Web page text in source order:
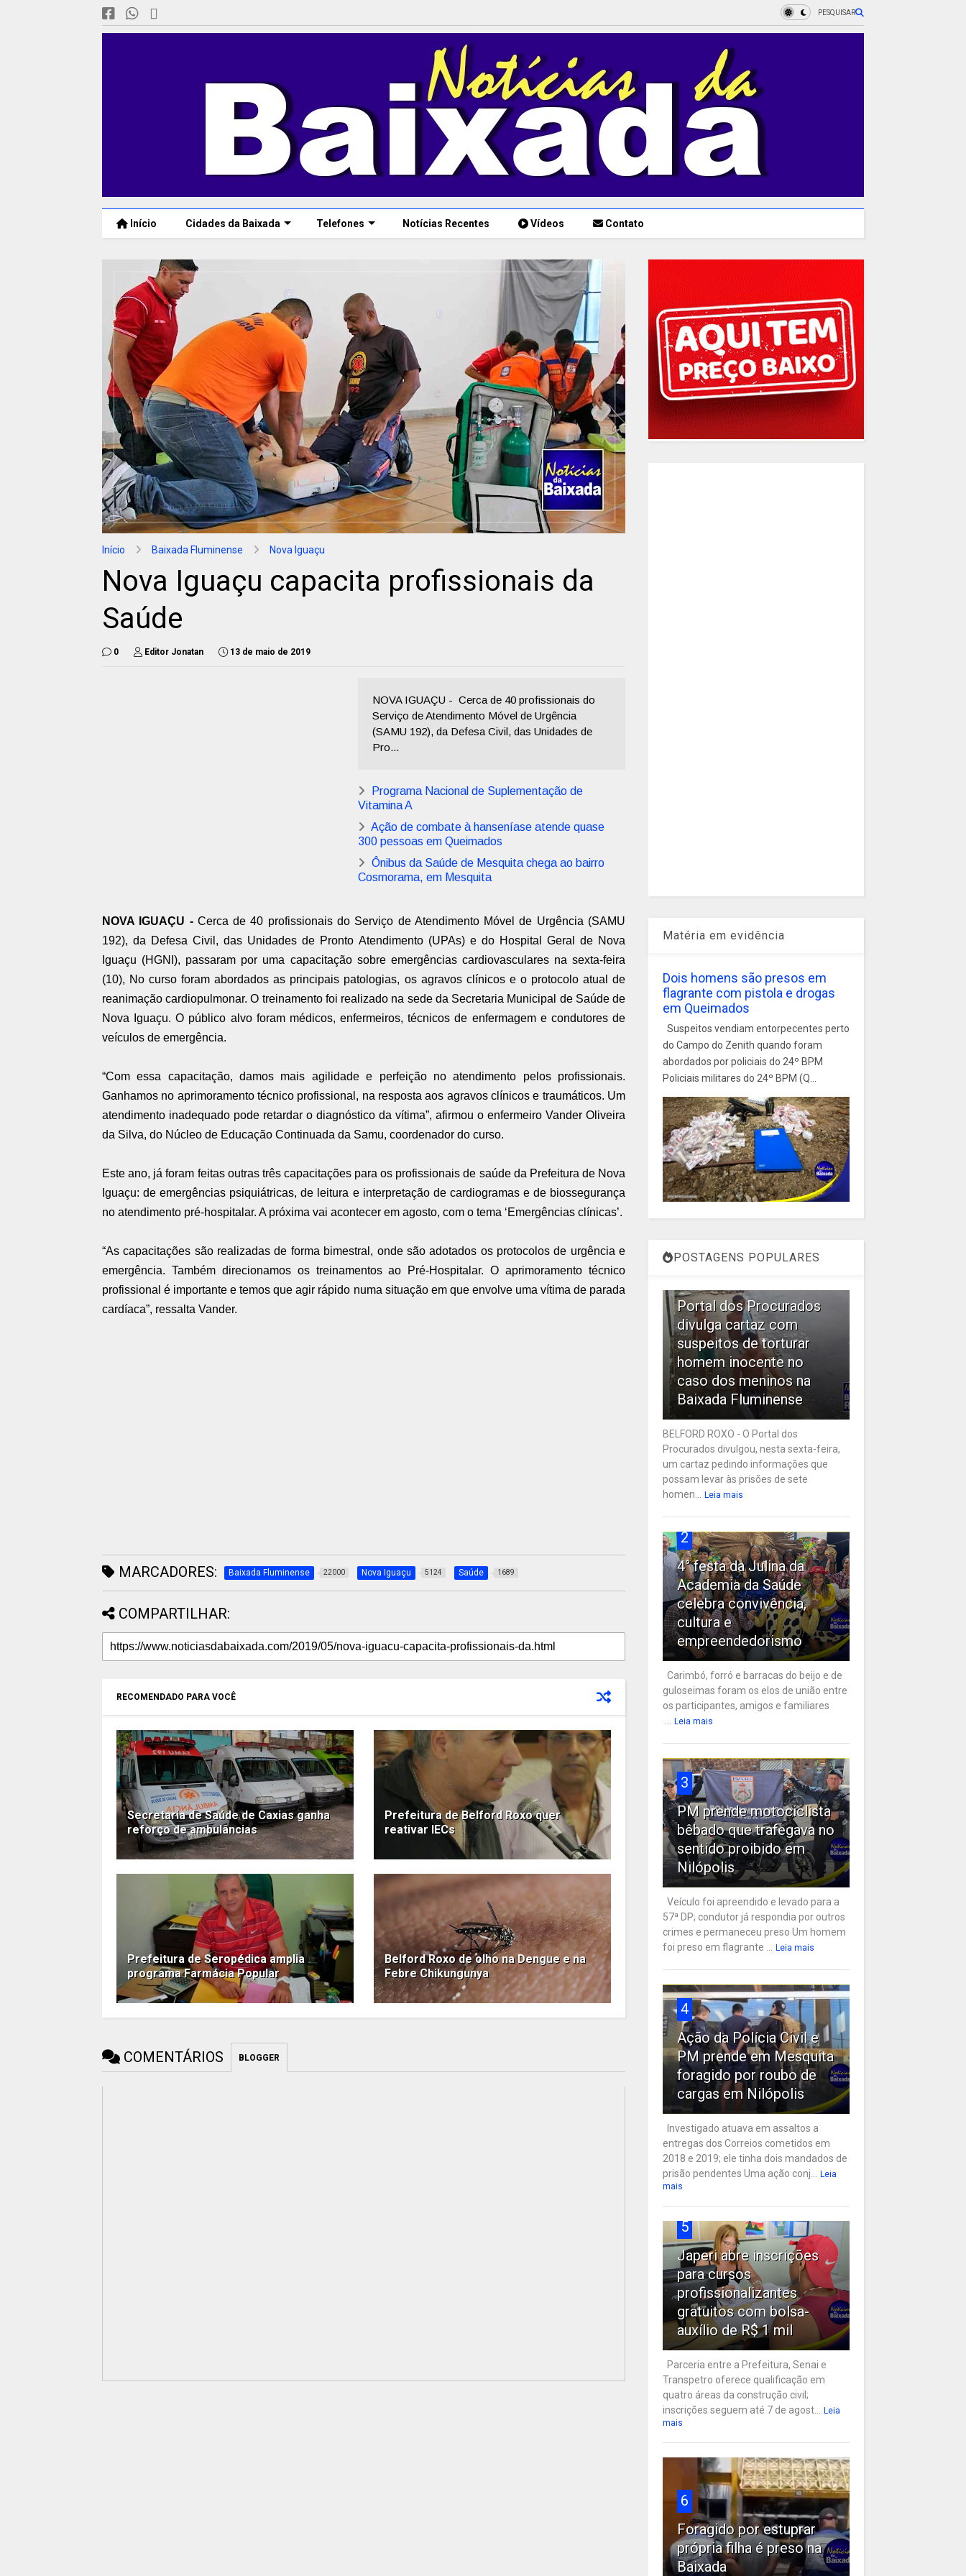
PESQUISAR
Início Cidades da Baixada Telefones Notícias Recentes Vídeos Contato
Início Baixada Fluminense Nova Iguaçu
Nova Iguaçu capacita profissionais da
Saúde
0 Editor Jonatan 13 de maio de 2019
NOVA IGUAÇU - Cerca de 40 profissionais do
Serviço de Atendimento Móvel de Urgência
(SAMU 192), da Defesa Civil, das Unidades de
Pro...
Programa Nacional de Suplementação de
Vitamina A
Ação de combate à hanseníase atende quase
300 pessoas em Queimados
Ônibus da Saúde de Mesquita chega ao bairro
Cosmorama, em Mesquita
NOVA IGUAÇU - Cerca de 40 profissionais do Serviço de Atendimento Móvel de Urgência (SAMU
192), da Defesa Civil, das Unidades de Pronto Atendimento (UPAs) e do Hospital Geral de Nova
Iguaçu (HGNI), passaram por uma capacitação sobre emergências cardiovasculares na sexta-feira
(10), No curso foram abordados as principais patologias, os agravos clínicos e o protocolo atual de
reanimação cardiopulmonar. O treinamento foi realizado na sede da Secretaria Municipal de Saúde de
Nova Iguaçu. O público alvo foram médicos, enfermeiros, técnicos de enfermagem e condutores de
veículos de emergência.
“Com essa capacitação, damos mais agilidade e perfeição no atendimento pelos profissionais.
Ganhamos no aprimoramento técnico profissional, na resposta aos agravos clínicos e traumáticos. Um
atendimento inadequado pode retardar o diagnóstico da vítima”, afirmou o enfermeiro Vander Oliveira
da Silva, do Núcleo de Educação Continuada da Samu, coordenador do curso.
Este ano, já foram feitas outras três capacitações para os profissionais de saúde da Prefeitura de Nova
Iguaçu: de emergências psiquiátricas, de leitura e interpretação de cardiogramas e de biossegurança
no atendimento pré-hospitalar. A próxima vai acontecer em agosto, com o tema ‘Emergências clínicas’.
“As capacitações são realizadas de forma bimestral, onde são adotados os protocolos de urgência e
emergência. Também direcionamos os treinamentos ao Pré-Hospitalar. O aprimoramento técnico
profissional é importante e temos que agir rápido numa situação em que envolve uma vítima de parada
cardíaca”, ressalta Vander.
MARCADORES: Baixada Fluminense 22000 Nova Iguaçu 5124 Saúde 1689
COMPARTILHAR:
RECOMENDADO PARA VOCÊ
Secretaria de Saúde de Caxias ganha
reforço de ambulâncias
Prefeitura de Belford Roxo quer
reativar IECs
Prefeitura de Seropédica amplia
programa Farmácia Popular
Belford Roxo de olho na Dengue e na
Febre Chikungunya
COMENTÁRIOS BLOGGER
Matéria em evidência
Dois homens são presos em
flagrante com pistola e drogas
em Queimados
Suspeitos vendiam entorpecentes perto
do Campo do Zenith quando foram
abordados por policiais do 24º BPM
Policiais militares do 24º BPM (Q...
POSTAGENS POPULARES
Portal dos Procurados
divulga cartaz com
suspeitos de torturar
homem inocente no
caso dos meninos na
Baixada Fluminense
BELFORD ROXO - O Portal dos
Procurados divulgou, nesta sexta-feira,
um cartaz pedindo informações que
possam levar às prisões de sete
homen... Leia mais
2
4° festa da Julina da
Academia da Saúde
celebra convivência,
cultura e
empreendedorismo
Carimbó, forró e barracas do beijo e de
guloseimas foram os elos de união entre
os participantes, amigos e familiares
... Leia mais
3
PM prende motociclista
bêbado que trafegava no
sentido proibido em
Nilópolis
Veículo foi apreendido e levado para a
57ª DP; condutor já respondia por outros
crimes e permaneceu preso Um homem
foi preso em flagrante ... Leia mais
4
Ação da Polícia Civil e
PM prende em Mesquita
foragido por roubo de
cargas em Nilópolis
Investigado atuava em assaltos a
entregas dos Correios cometidos em
2018 e 2019; ele tinha dois mandados de
prisão pendentes Uma ação conj... Leia
mais
5
Japeri abre inscrições
para cursos
profissionalizantes
gratuitos com bolsa-
auxílio de R$ 1 mil
Parceria entre a Prefeitura, Senai e
Transpetro oferece qualificação em
quatro áreas da construção civil;
inscrições seguem até 7 de agost... Leia
mais
6
Foragido por estuprar
própria filha é preso na
Baixada